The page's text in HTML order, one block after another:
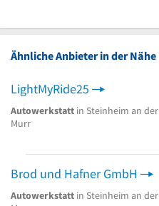
Ähnliche Anbieter in der Nähe
LightMyRide25
Autowerkstatt in Steinheim an der
Murr
Brod und Hafner GmbH
Autowerkstatt in Steinheim an der